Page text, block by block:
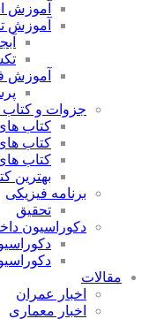
آموزش
آموزش
آموزش
جزوات و
کتاب
کتاب
کتاب
بهترین
برنامه فیزیکی
تحقیق
دکوراسیون
مقالات
اخبار عمران
اخبار معماری